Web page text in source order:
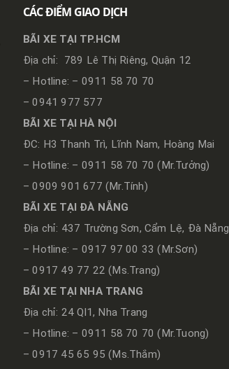
CÁC ĐIỂM GIAO DỊCH
BÃI XE TẠI TP.HCM
Địa chỉ: 789 Lê Thị Riêng, Quận 12
– Hotline: – 0911 58 70 70
– 0941 977 577
BÃI XE TẠI HÀ NỘI
ĐC: H3 Thanh Trì, Lĩnh Nam, Hoàng Mai
– Hotline: – 0911 58 70 70 (Mr.Tưởng)
– 0909 901 677 (Mr.Tính)
BÃI XE TẠI ĐÀ NẴNG
Địa chỉ: 437 Trường Sơn, Cẩm Lệ, Đà Nẵng
– Hotline: – 0917 97 00 33 (Mr.Sơn)
– 0917 49 77 22 (Ms.Trang)
BÃI XE TẠI NHA TRANG
Địa chỉ: 24 Ql1, Nha Trang
– Hotline: – 0911 58 70 70 (Mr.Tuong)
– 0917 45 65 95 (Ms.Thắm)